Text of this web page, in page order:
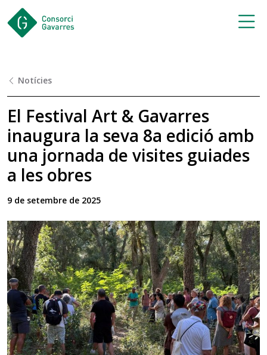
Notícies
El Festival Art & Gavarres
inaugura la seva 8a edició amb
una jornada de visites guiades
a les obres
9 de setembre de 2025